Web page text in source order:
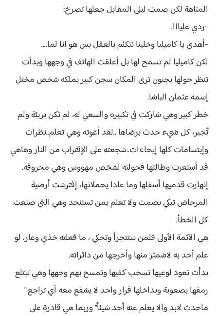
المتاهة لكن صمت ليلى المقابل جعلها تصرخ:
-ردي عليااا.
-أهدي يا كاميليا وخلينا نتكلم بالعقل بس هو انا لما....
لكن كاميليا لم تسمح لها بل أغلقت الهاتف في وجهها وبدأت
تنظر حولها بجنون ترى المكان سجن كبير يملكه شخص مختل
إسمه عثمان الباشا.
خطر كبير وهي شاركت في تكبيره والسعي له، لم تكن بريئة ولم
تٌجبر، كل شيء حدث برضاها ..لقد أغوته وهي تعلم..نظرات
وإبتسامات كلها إيحاءات..شجعته على الإقتراب من النار وهاهي
قد أستعرت وطالتها فحولته لشخص مهووس وهي محروقه.
إنهارت قدميها أسفلها وما عادا يحملانها، إفترشت أرضية
المرحاض تبكي بصمت ولا تعلم بمن تستنجد وهي التي صنعت
كل الخطأ.
هي الآثمة الأولى فلمن ستتجرأ وتحكي ، ما فعلته خذي وعار، لو
علم أحد به لاشمئز منها وأخرجها من دائراته.
بدأت تعود لوعيها تسحب كفيها وتمسح بهم وجهها وهي تبتلع
رمقها بصعوبة وبداخلها قرار واحد لا يشفع معه أي تراجع "
ماحدث لابد والا يعلم عنه أحد شيئاً" وربما هي قادرة على